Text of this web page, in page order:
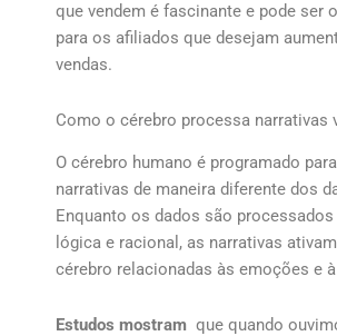
que vendem é fascinante e pode ser
para os afiliados que desejam
vendas.
Como o cérebro processa narrativas
O cérebro humano é programado
narrativas de maneira diferente dos
Enquanto os dados são
lógica e racional, as narrativas
cérebro relacionadas às emoções e
Estudos mostram que quando